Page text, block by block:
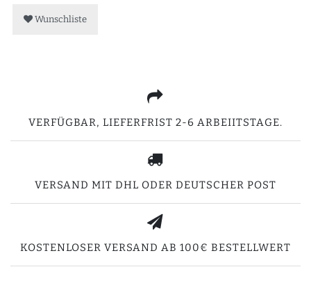
Wunschliste
VERFÜGBAR, LIEFERFRIST 2-6 ARBEIITSTAGE.
VERSAND MIT DHL ODER DEUTSCHER POST
KOSTENLOSER VERSAND AB 100€ BESTELLWERT